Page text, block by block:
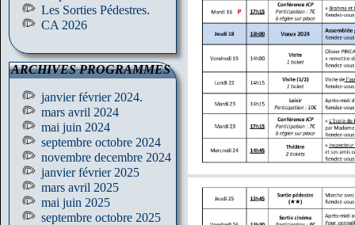
Les Sorties Pédestres.
CA 2026
ARCHIVES PROGRAMMES
janvier février 2024.
mars avril 2024
mai juin 2024
septembre octobre 2024
novembre decembre 2024
janvier février 2025
mars avril 2025
mai juin 2025
septembre octobre 2025